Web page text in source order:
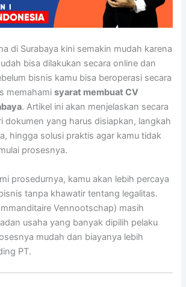
di Surabaya kini semakin mudah karena
bisa dilakukan secara online dan
bisnis kamu bisa beroperasi secara
memahamisyarat membuat CV
. Artikel ini akan menjelaskan secara
dokumen yang harus disiapkan, langkah
hingga solusi praktis agar kamu tidak
prosesnya.
prosedurnya, kamu akan lebih percaya
tanpa khawatir tentang legalitas.
Vennootschap) masih
usaha yang banyak dipilih pelaku
mudah dan biayanya lebih
PT.